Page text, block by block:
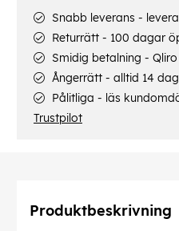
Snabb leverans -
Returrätt - 100 dagar
Smidig betalning -
Ångerrätt - alltid 14
Pålitliga - läs
Trustpilot
Produktbeskrivning